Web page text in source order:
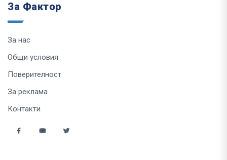
За Фактор
За нас
Общи условия
Поверителност
За реклама
Контакти